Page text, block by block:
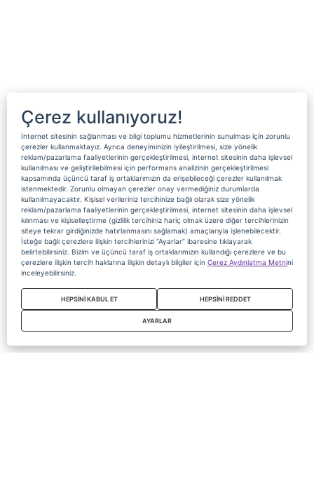
Çerez kullanıyoruz!
İnternet sitesinin sağlanması ve bilgi toplumu hizmetlerinin sunulması için zorunlu
çerezler kullanmaktayız. Ayrıca deneyiminizin iyileştirilmesi, size yönelik
reklam/pazarlama faaliyetlerinin gerçekleştirilmesi, internet sitesinin daha işlevsel
kullanılması ve geliştirilebilmesi için performans analizinin gerçekleştirilmesi
kapsamında üçüncü taraf iş ortaklarımızın da erişebileceği çerezler kullanılmak
istenmektedir. Zorunlu olmayan çerezler onay vermediğiniz durumlarda
kullanılmayacaktır. Kişisel verileriniz tercihinize bağlı olarak size yönelik
reklam/pazarlama faaliyetlerinin gerçekleştirilmesi, internet sitesinin daha işlevsel
kılınması ve kişiselleştirme (gizlilik tercihiniz hariç olmak üzere diğer tercihlerinizin
siteye tekrar girdiğinizde hatırlanmasını sağlamak) amaçlarıyla işlenebilecektir.
İsteğe bağlı çerezlere ilişkin tercihlerinizi “Ayarlar” ibaresine tıklayarak
belirtebilirsiniz. Bizim ve üçüncü taraf iş ortaklarımızın kullandığı çerezlere ve bu
çerezlere ilişkin tercih haklarına ilişkin detaylı bilgiler için Çerez Aydınlatma Metnini
inceleyebilirsiniz.
HEPSİNİ KABUL ET HEPSİNİ REDDET
AYARLAR